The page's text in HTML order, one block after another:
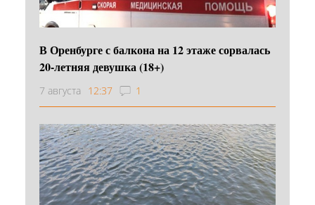
В Оренбурге с балкона на 12 этаже сорвалась
20-летняя девушка (18+)
7 августа 12:37 1